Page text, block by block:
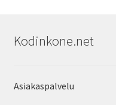
Kodinkone.net
Asiakaspalvelu